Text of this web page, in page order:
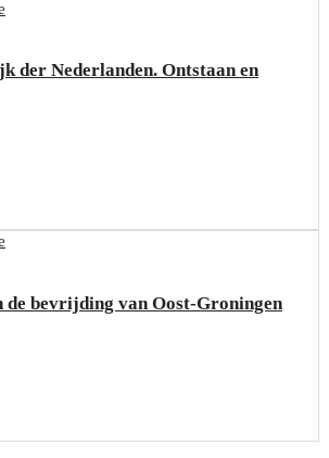
der Nederlanden. Ontstaan en
de bevrijding van Oost-Groningen